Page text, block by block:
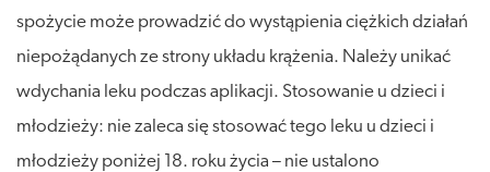
spożycie może prowadzić do wystąpienia ciężkich działań
niepożądanych ze strony układu krążenia. Należy unikać
wdychania leku podczas aplikacji. Stosowanie u dzieci i
młodzieży: nie zaleca się stosować tego leku u dzieci i
młodzieży poniżej 18. roku życia – nie ustalono